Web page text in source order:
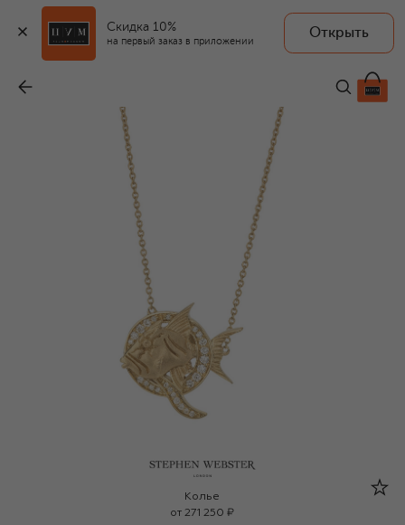
Скидка 10%
на первый заказ в приложении
Открыть
Stephen Webster
Колье
от 271 250 ₽